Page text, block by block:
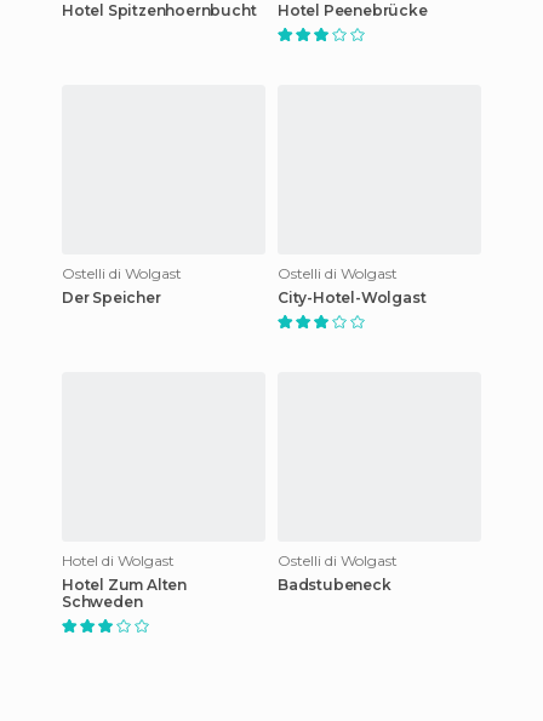
Hotel Spitzenhoernbucht
Hotel Peenebrücke
Ostelli di Wolgast
Der Speicher
Ostelli di Wolgast
City-Hotel-Wolgast
Hotel di Wolgast
Hotel Zum Alten
Schweden
Ostelli di Wolgast
Badstubeneck